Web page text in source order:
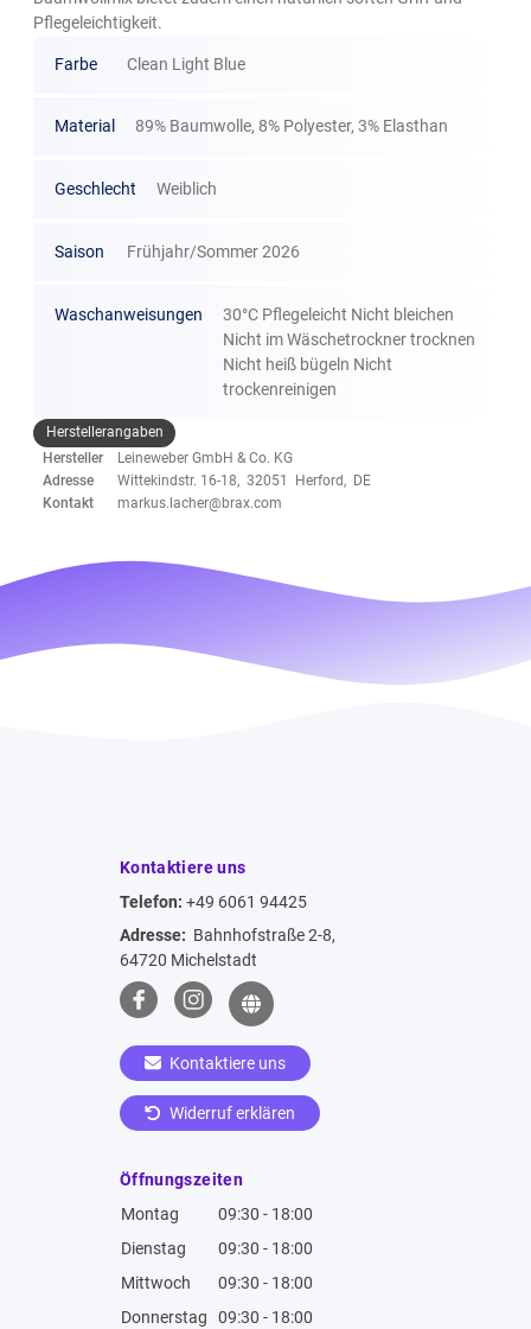
Pflegeleichtigkeit.
Farbe Clean Light Blue
Material 89% Baumwolle, 8% Polyester, 3% Elasthan
Geschlecht Weiblich
Saison Frühjahr/Sommer 2026
Waschanweisungen
30°C Pflegeleicht Nicht bleichen
Nicht im Wäschetrockner trocknen
Nicht heiß bügeln Nicht
trockenreinigen
Herstellerangaben
Hersteller
Leineweber GmbH & Co. KG
Adresse
Wittekindstr. 16-18, 32051 Herford, DE
Kontakt
markus.lacher@brax.com
Kontaktiere uns
Telefon: +49 6061 94425
Adresse: Bahnhofstraße 2-8,
64720 Michelstadt
Kontaktiere uns
Widerruf erklären
Öffnungszeiten
Montag
09:30 - 18:00
Dienstag
09:30 - 18:00
Mittwoch
09:30 - 18:00
Donnerstag
09:30 - 18:00